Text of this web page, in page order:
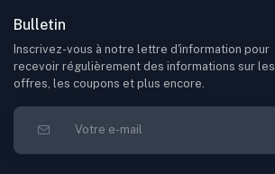
Bulletin
Inscrivez-vous à notre lettre d'information pour
recevoir régulièrement des informations sur les
offres, les coupons et plus encore.